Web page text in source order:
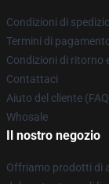
Condizioni di
Termini di
Condizioni di ritorno
Contattaci
Aiuto del cliente
Whosale
Il nostro negozio
Offriamo prodotti di